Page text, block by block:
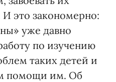
это закономерно:
уже давно
по изучению
таких детей и
помощи им. Об